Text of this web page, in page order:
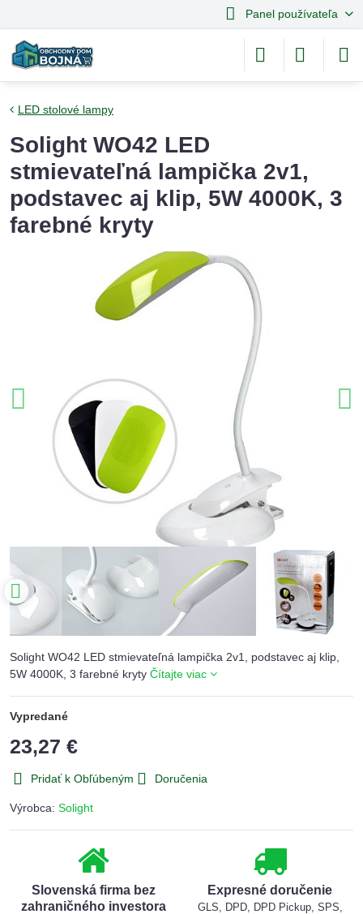
Panel používateľa
LED stolové lampy
Solight WO42 LED
stmievateľná lampička 2v1,
podstavec aj klip, 5W 4000K, 3
farebné kryty
Solight WO42 LED stmievateľná lampička 2v1, podstavec aj klip,
5W 4000K, 3 farebné kryty Čítajte viac
Vypredané
23,27 €
Pridať k Obľúbeným Doručenia
Výrobca: Solight
Slovenská firma bez
zahraničného investora
Expresné doručenie
GLS, DPD, DPD Pickup, SPS,